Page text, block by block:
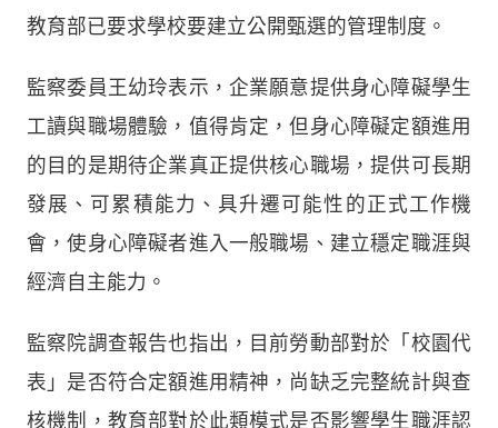
教育部已要求學校要建立公開甄選的管理制度。
監察委員王幼玲表示，企業願意提供身心障礙學生
工讀與職場體驗，值得肯定，但身心障礙定額進用
的目的是期待企業真正提供核心職場，提供可長期
發展、可累積能力、具升遷可能性的正式工作機
會，使身心障礙者進入一般職場、建立穩定職涯與
經濟自主能力。
監察院調查報告也指出，目前勞動部對於「校園代
表」是否符合定額進用精神，尚缺乏完整統計與查
核機制，教育部對於此類模式是否影響學生職涯認